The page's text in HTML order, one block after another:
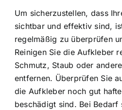
Um sicherzustellen, dass
sichtbar und effektiv sind,
regelmäßig zu überprüfen
Reinigen Sie die Aufkleber
Schmutz, Staub oder
entfernen. Überprüfen Sie
die Aufkleber noch gut
beschädigt sind. Bei